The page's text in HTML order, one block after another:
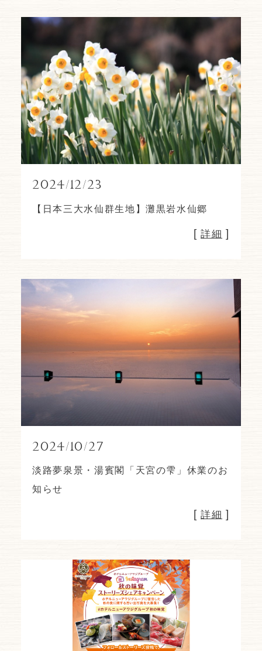
2024/12/23
【日本三大水仙群生地】灘黒岩水仙郷
[詳細 ]
2024/10/27
淡路夢泉景・湯賓閣「天宮の雫」休業のお
知らせ
[詳細 ]